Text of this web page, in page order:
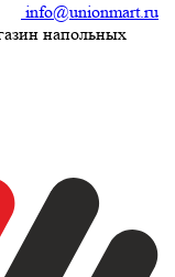
info@unionmart.ru
напольных